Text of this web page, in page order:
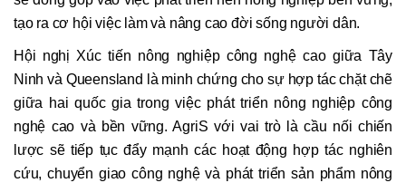
tạo ra cơ hội việc làm và nâng cao đời sống người dân.
Hội nghị Xúc tiến nông nghiệp công nghệ cao giữa Tây
Ninh và Queensland là minh chứng cho sự hợp tác chặt chẽ
giữa hai quốc gia trong việc phát triển nông nghiệp công
nghệ cao và bền vững. AgriS với vai trò là cầu nối chiến
lược sẽ tiếp tục đẩy mạnh các hoạt động hợp tác nghiên
cứu, chuyển giao công nghệ và phát triển sản phẩm nông